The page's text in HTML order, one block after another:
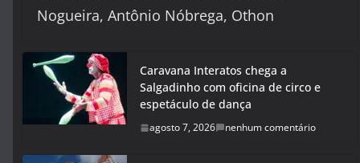
Nogueira, Antônio Nóbrega, Othon
Caravana Interatos chega a
Salgadinho com oficina de circo e
espetáculo de dança
agosto 7, 2026 nenhum comentário